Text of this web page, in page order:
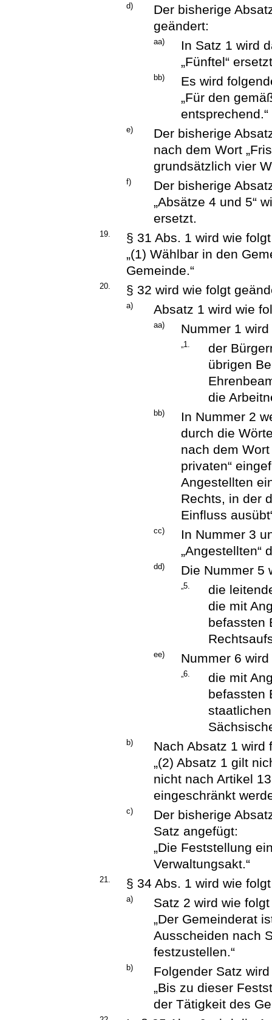
d)
Der bisherige
geändert:
aa)
In Satz 1 wird
„Fünftel“
bb)
Es wird
„Für den
entsprechend.“
e)
Der bisherige
nach dem Wort
grundsätzlich vier
f)
Der bisherige
„Absätze 4 und 5“
ersetzt.
19.
§ 31 Abs. 1 wird wie
„(1) Wählbar in den
Gemeinde.“
20. § 32 wird wie folgt
a) Absatz 1 wird wie
aa) Nummer 1
„1.
der
übrigen
die
bb)
In Nummer 2
durch die
nach dem Wort
privaten“
Angestellten
Rechts, in der
Einfluss
cc)
In Nummer 3
„Angestellten“
dd) Die Nummer 5
„5.
die
die mit
befassten
ee) Nummer 6
„6.
die mit
befassten
b)
Nach Absatz 1 wird
„(2) Absatz 1 gilt
nicht nach Artikel
eingeschränkt
c)
Der bisherige
Satz angefügt:
„Die Feststellung
Verwaltungsakt.“
21. § 34 Abs. 1 wird wie
a)
Satz 2 wird wie
„Der Gemeinderat
Ausscheiden nach
festzustellen.“
b)
Folgender Satz
„Bis zu dieser
der Tätigkeit des